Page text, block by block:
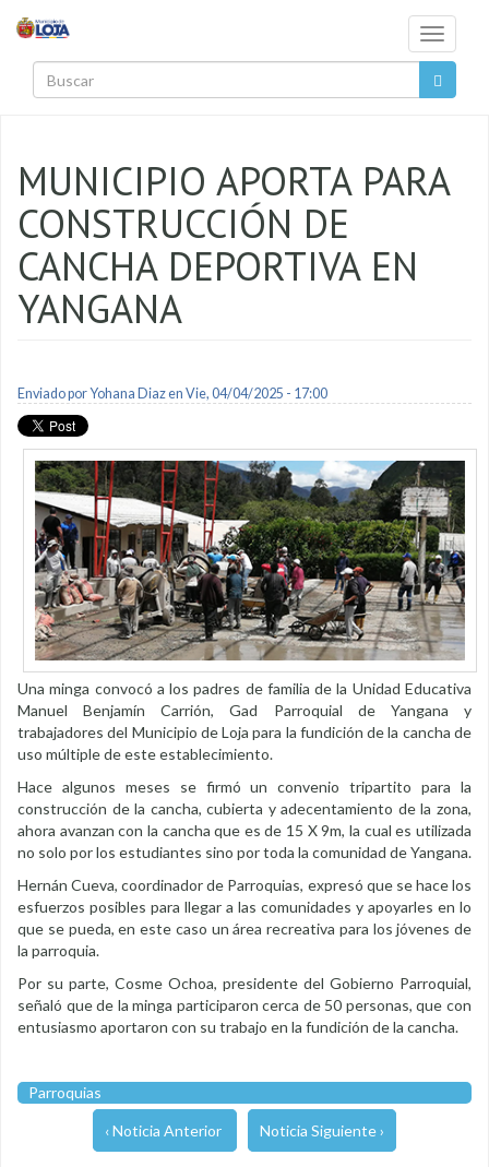
Toggle
MUNICIPIO APORTA PARA
CONSTRUCCIÓN DE
CANCHA DEPORTIVA EN
YANGANA
Enviado porYohana Diazen Vie, 04/04/2025 - 17:00
Una minga convocó a los padres de familia de la Unidad Educativa
Manuel Benjamín Carrión, Gad Parroquial de Yangana y
trabajadores del Municipio de Loja para la fundición de la cancha de
uso múltiple de este establecimiento.
Hace algunos meses se firmó un convenio tripartito para la
construcción de la cancha, cubierta y adecentamiento de la zona,
ahora avanzan con la cancha que es de 15 X 9m, la cual es utilizada
no solo por los estudiantes sino por toda la comunidad de Yangana.
Hernán Cueva, coordinador de Parroquias, expresó que se hace los
esfuerzos posibles para llegar a las comunidades y apoyarles en lo
que se pueda, en este caso un área recreativa para los jóvenes de
la parroquia.
Por su parte, Cosme Ochoa, presidente del Gobierno Parroquial,
señaló que de la minga participaron cerca de 50 personas, que con
entusiasmo aportaron con su trabajo en la fundición de la cancha.
Parroquias
‹ Noticia Anterior Noticia Siguiente ›